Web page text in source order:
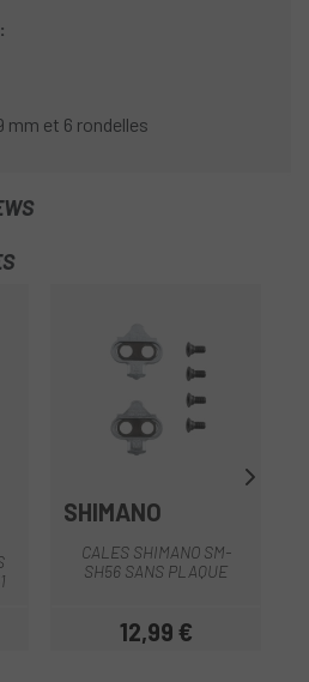
mm et 6 rondelles
SHIMANO
CALES SHIMANO SM-
SH56 SANS PLAQUE
Prix
12,99 €